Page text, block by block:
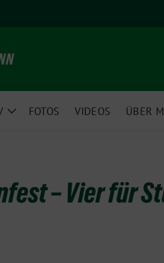
ZeigeFOTOS VIDEOS ÜBER
– Vier für